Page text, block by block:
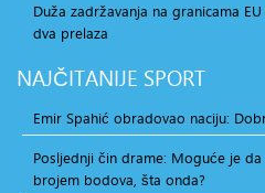
Duža zadržavanja na granicama
dva prelaza
NAJČITANIJE SPORT
Emir Spahić obradovao naciju:
Posljednji čin drame: Moguće je
brojem bodova, šta onda?